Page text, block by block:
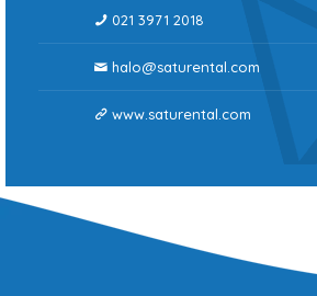
021 3971 2018
halo@saturental.com
www.saturental.com